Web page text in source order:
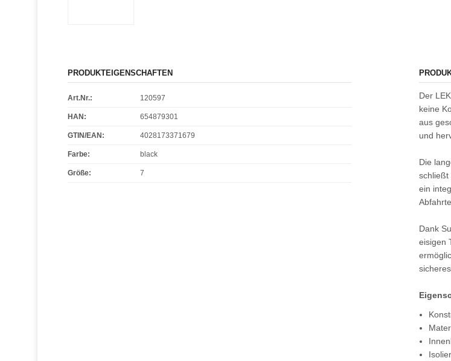
PRODUKTEIGENSCHAFTEN
Art.Nr.: 120597
HAN: 654879301
GTIN/EAN: 4028173371679
Farbe: black
Größe: 7
Der
keine
aus
und
Die
schließt
ein
Dank
eisigen